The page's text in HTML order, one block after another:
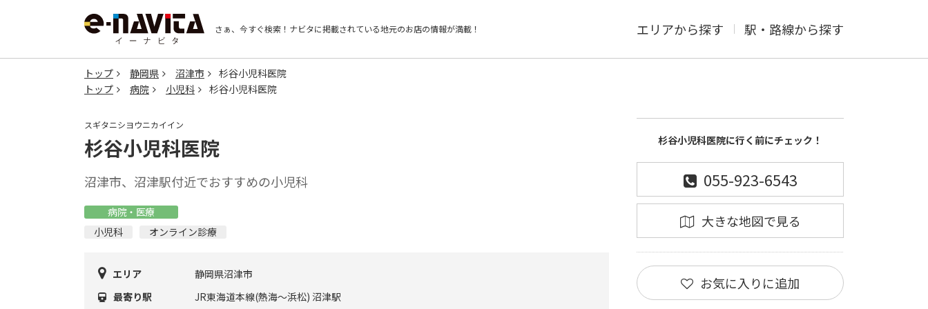
さぁ、今すぐ検索！ ナビタに掲載されている地元のお店の情報が満載！ エリアから探す 駅・路線から探す
トップ 静岡県 沼津市
杉谷小児科医院
トップ
病院 小児科 杉谷小児科医院
スギタニシヨウニカイイン
杉谷小児科医院
沼津市、沼津駅付近でおすすめの小児科
病院・医療
小児科
オンライン診療
エリア
静岡県沼津市
最寄り駅
JR東海道本線(熱海～浜松) 沼津駅
杉谷小児科医院に行く前にチェック！
055-923-6543
大きな地図で見る
お気に入りに追加